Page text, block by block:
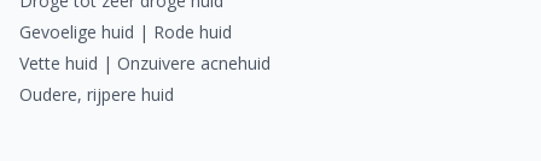
Gevoelige huid | Rode huid
Vette huid | Onzuivere acnehuid
Oudere, rijpere huid